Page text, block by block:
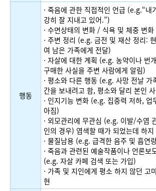
행동
· 죽음에 관한 직접적인 언급 (e.g.“내
강히 잘 지내고 있어.”)
· 수면상태의 변화 / 식욕 및 체중 변화
· 주변 정리 (e.g. 금전 및 재산 정리:
여 남은 가족에게 전달)
· 자살에 대한 계획 (e.g. 농약이나 번
구매한 사실을 주변 사람에게 알림)
· 평소와 다른 행동 (e.g. 사망 전날 가
간을 보내려고 함, 평소와 달리 본인
· 인지기능 변화 (e.g. 집중력 저하, 업
아짐)
· 외모관리에 무관심 (e.g. 이발/수염
인의 경우) 염색할 때가 되었는데 하지
· 물질남용 (e.g. 급격한 음주 및 흡연
· 죽음과 관련된 예술작품이나 언론보
(e.g. 자살 카페 검색 또는 가입)
· 가족 및 지인에게 평소 하지 않던 고
현